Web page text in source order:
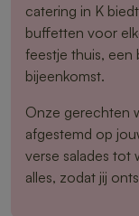
catering in K
buffetten voor
feestje thuis, een
bijeenkomst.
Onze gerechten
afgestemd op
verse salades tot
alles, zodat jij